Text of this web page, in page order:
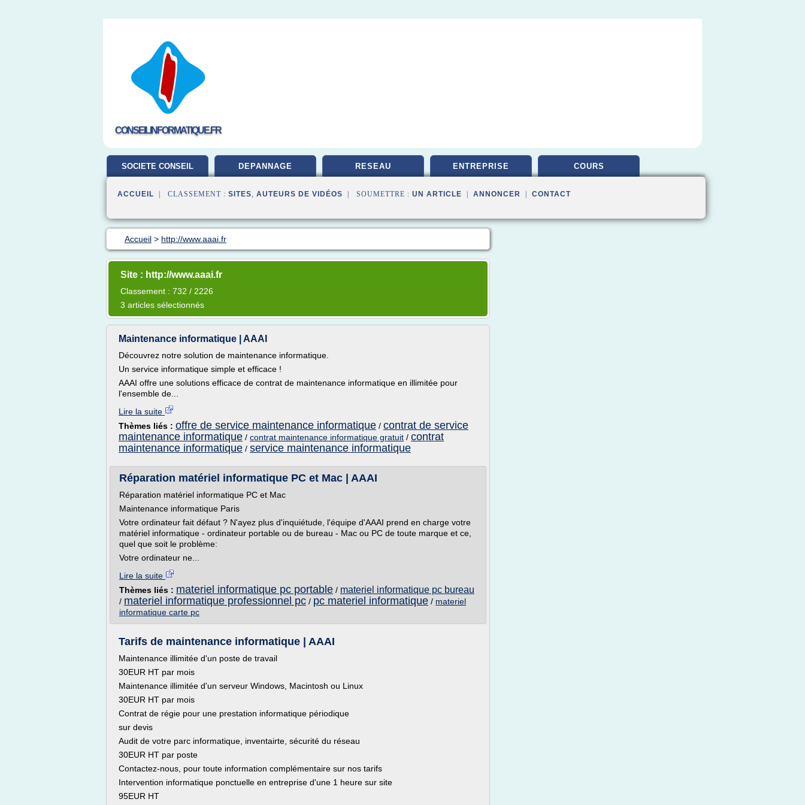
CONSEILINFORMATIQUE.FR
SOCIETE CONSEIL DEPANNAGE RESEAU ENTREPRISE COURS
ACCUEIL | CLASSEMENT : SITES, AUTEURS DE VIDÉOS | SOUMETTRE : UN ARTICLE ANNONCER CONTACT
Accueil > http://www.aaai.fr
Site : http://www.aaai.fr
Classement : 732 / 2226
3 articles sélectionnés
Maintenance informatique | AAAI
Découvrez notre solution de maintenance informatique.
Un service informatique simple et efficace !
AAAI offre une solutions efficace de contrat de maintenance informatique en illimitée pour
l'ensemble de...
Lire la suite
Thèmes liés : offre de service maintenance informatique / contrat de service
maintenance informatique / contrat maintenance informatique gratuit / contrat
maintenance informatique / service maintenance informatique
Réparation matériel informatique PC et Mac | AAAI
Réparation matériel informatique PC et Mac
Maintenance informatique Paris
Votre ordinateur fait défaut ? N'ayez plus d'inquiétude, l'équipe d'AAAI prend en charge votre
matériel informatique - ordinateur portable ou de bureau - Mac ou PC de toute marque et ce,
quel que soit le problème:
Votre ordinateur ne...
Lire la suite
Thèmes liés : materiel informatique pc portable / materiel informatique pc bureau
/ materiel informatique professionnel pc / pc materiel informatique / materiel
informatique carte pc
Tarifs de maintenance informatique | AAAI
Maintenance illimitée d'un poste de travail
30EUR HT par mois
Maintenance illimitée d'un serveur Windows, Macintosh ou Linux
30EUR HT par mois
Contrat de régie pour une prestation informatique périodique
sur devis
Audit de votre parc informatique, inventairte, sécurité du réseau
30EUR HT par poste
Contactez-nous, pour toute information complémentaire sur nos tarifs
Intervention informatique ponctuelle en entreprise d'une 1 heure sur site
95EUR HT